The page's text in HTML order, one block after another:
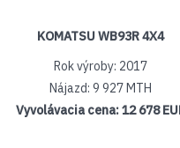
KOMATSU WB93R 4X4
Rok výroby: 2017
Nájazd: 9 927 MTH
Vyvolávacia cena:12 678